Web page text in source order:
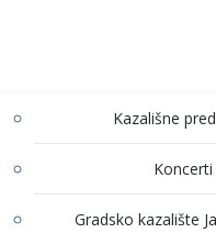
Kazališne
Koncerti
Gradsko kazalište